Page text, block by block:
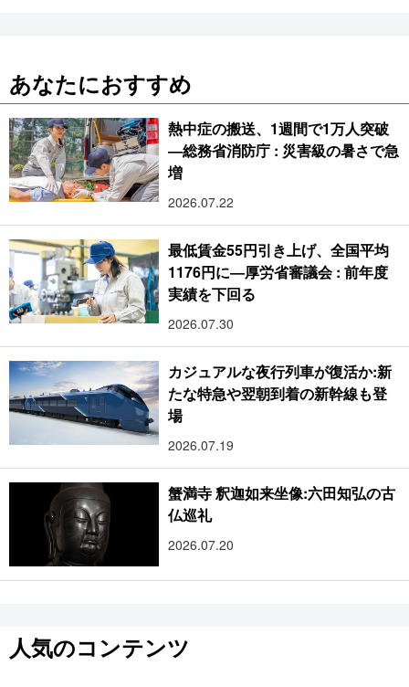
あなたにおすすめ
熱中症の搬送、1週間で1万人突破
―総務省消防庁 : 災害級の暑さで急
増
2026.07.22
最低賃金55円引き上げ、全国平均
1176円に―厚労省審議会 : 前年度
実績を下回る
2026.07.30
カジュアルな夜行列車が復活か:新
たな特急や翌朝到着の新幹線も登
場
2026.07.19
蟹満寺 釈迦如来坐像:六田知弘の古
仏巡礼
2026.07.20
人気のコンテンツ